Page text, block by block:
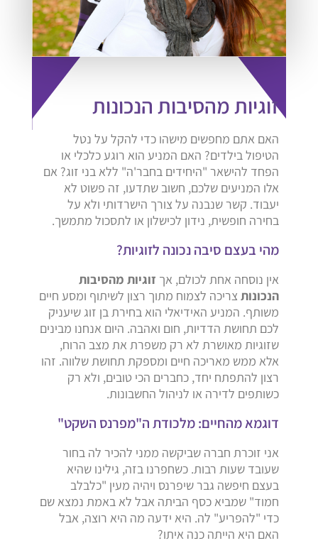
זוגיות מהסיבות הנכונות
האם אתם מחפשים מישהו כדי להקל על נטל
הטיפול בילדים? האם המניע הוא רוגע כלכלי או
הפחד להישאר "היחידים בחבר'ה" ללא בני זוג? אם
אלו המניעים שלכם, חשוב שתדעו, זה פשוט לא
יעבוד. קשר שנבנה על צורך הישרדותי ולא על
בחירה חופשית, נידון לכישלון או לתסכול מתמשך.
מהי בעצם סיבה נכונה לזוגיות?
אין נוסחה אחת לכולם, אך זוגיות מהסיבות
הנכונותצריכה לצמוח מתוך רצון לשיתוף ומסע חיים
משותף. המניע האידיאלי הוא בחירת בן זוג שיעניק
לכם תחושת הדדיות, חום ואהבה. היום אנחנו מבינים
שזוגיות מאושרת לא רק משפרת את מצב הרוח,
אלא ממש מאריכה חיים ומספקת תחושת שלווה. זהו
רצון להתפתח יחד, כחברים הכי טובים, ולא רק
כשותפים לדירה או לניהול החשבונות.
דוגמא מהחיים: מלכודת ה"מפרנס השקט"
אני זוכרת חברה שביקשה ממני להכיר לה בחור
שעובד שעות רבות. כשחפרנו בזה, גילינו שהיא
בעצם חיפשה גבר שיפרנס ויהיה מעין "כלבלב
חמוד" שמביא כסף הביתה אבל לא באמת נמצא שם
כדי "להפריע" לה. היא ידעה מה היא רוצה, אבל
האם היא הייתה כנה איתו?